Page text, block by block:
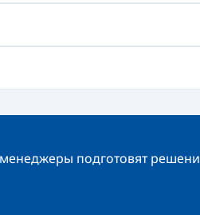
подготовят